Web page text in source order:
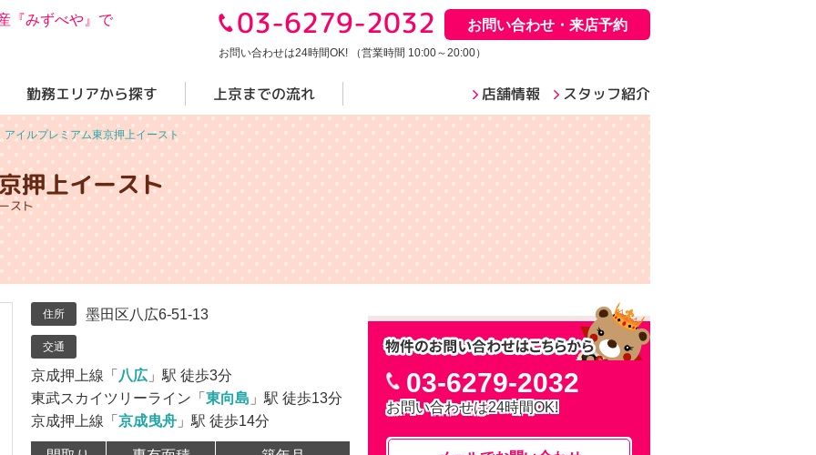
『みずべや』で 03-6279-2032 お問い合わせ・来店予約
お問い合わせは24時間OK! （営業時間 10:00～20:00）
勤務エリアから探す 上京までの流れ 店舗情報 スタッフ紹介
アイルプレミアム東京押上イースト
押上イースト
スト
住所 墨田区八広6-51-13
交通
京成押上線「 八広 」駅 徒歩3分
東武スカイツリーライン「 東向島 」駅 徒歩13分
京成押上線「 京成曳舟 」駅 徒歩14分
03-6279-2032
お問い合わせは24時間OK!